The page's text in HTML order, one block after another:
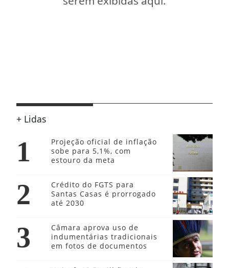
+ Lidas
1
Projeção oficial de inflação
sobe para 5,1%, com
estouro da meta
2
Crédito do FGTS para
Santas Casas é prorrogado
até 2030
3
Câmara aprova uso de
indumentárias tradicionais
em fotos de documentos